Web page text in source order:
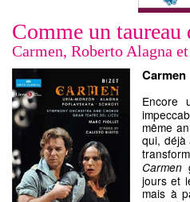
Comme un taureau
Carmen, Roberto Alagna
Carmen
Encore
même
qui, déjà
Carmen
jours et
mais à